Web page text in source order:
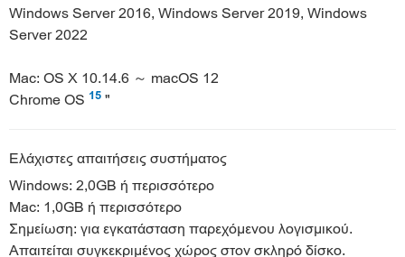
Windows Server 2016, Windows Server 2019, Windows
Server 2022
Mac: OS X 10.14.6 ～ macOS 12
Chrome OS 15 "
Ελάχιστες απαιτήσεις συστήματος
Windows: 2,0GB ή περισσότερο
Mac: 1,0GB ή περισσότερο
Σημείωση: για εγκατάσταση παρεχόμενου λογισμικού.
Απαιτείται συγκεκριμένος χώρος στον σκληρό δίσκο.